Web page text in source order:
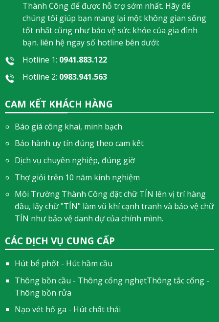
Thành Công để được hỗ trợ sớm nhất. Hãy để
chúng tôi giúp bạn mang lại một không gian sống
tốt nhất cũng như bảo vệ sức khỏe của gia đình
bạn. liên hệ ngay số hotline bên dưới:
Hotline 1: 0941.883.122
Hotline 2: 0983.941.563
CAM KẾT KHÁCH HÀNG
Báo giá công khai, minh bạch
Bảo hành uy tín đúng theo cam kết
Dịch vụ chuyên nghiệp, đúng giờ
Thợ giỏi trên 10 năm kinh nghiệm
Môi Trường Thành Công đặt chữ TÍN lên vị trí hàng
đầu, lấy chữ "TÍN" làm vũ khí cạnh tranh và bảo vệ chữ
TÍN như bảo vệ danh dự của chính mình.
CÁC DỊCH VỤ CUNG CẤP
Hút bể phốt - Hút hầm cầu
Thông bồn cầu - Thông cống nghẹtThông tắc cống -
Thông bồn rửa
Nạo vét hố ga - Hút chất thải